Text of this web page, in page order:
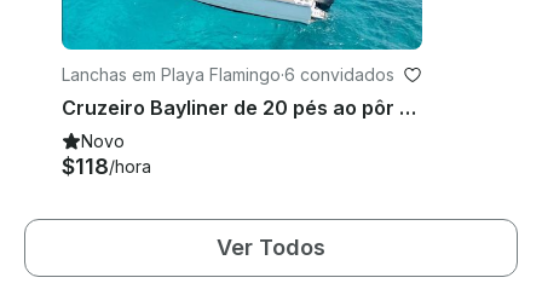
Lanchas em Playa Flamingo·6 convidados
Cruzeiro Bayliner de 20 pés ao pôr do sol ao longo da costa de Playa Flamingo, Costa Rica
Novo
$118/hora
Ver Todos